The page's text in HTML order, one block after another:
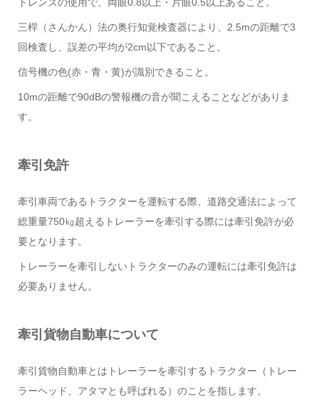
三桿（さんかん）法の奥行知覚検査器により、2.5mの距離で3
回検査し、誤差の平均が2cm以下であること。
信号機の色(赤・青・黄)が識別できること。
10mの距離で90dBの警報機の音が聞こえることなどがありま
す。
牽引免許
牽引車両であるトラクターを運転する際、道路交通法によって
総重量750㎏超えるトレーラーを牽引する際には牽引免許が必
要となります。
トレーラーを牽引しないトラクターのみの運転には牽引免許は
必要ありません。
牽引貨物自動車について
牽引貨物自動車とはトレーラーを牽引するトラクター（トレー
ラーヘッド、アタマとも呼ばれる）のことを指します。